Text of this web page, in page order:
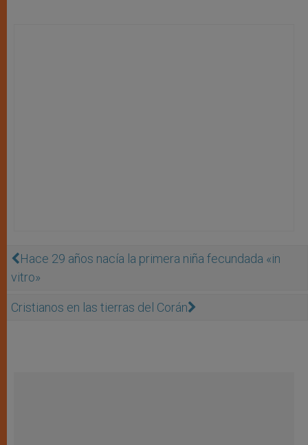
Hace 29 años nacía la primera niña fecundada «in
vitro»
Cristianos en las tierras del Corán